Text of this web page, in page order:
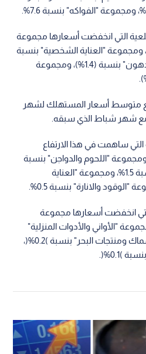
التي انخفضت أسعارها مجموعة
والانارة" بنسبة (1.3%)، ومجموعة "العناية الشخصية" بنسبة
(2.2%)، ومجموعة "الزيوت والدهون" بنسبة (1.4%)، ومجموعة
متوسط أسعار المستهلك لشهر
ساهمت في هذا الارتفاع
"النقل" بنسبة 1.5%، ومجموعة "اللحوم والدواجن" بنسبة
0.7%، ومجموعة "الفواكه" بنسبة 1.5%، ومجموعة "العناية
انخفضت أسعارها مجموعة
بنسبة )0.7%(، ومجموعة "الأواني والأدوات المنزلية"
بنسبة )1.0%(، ومجموعة "الأسماك ومنتجات البحر" بنسبة )0.2%(،
)0.1%(.